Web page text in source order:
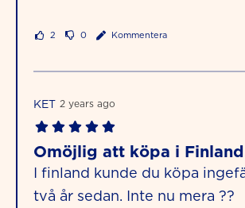
2 0 Kommentera
KET 2 years ago
Omöjlig att köpa i
I finland kunde du köpa
två år sedan. Inte nu mera ??